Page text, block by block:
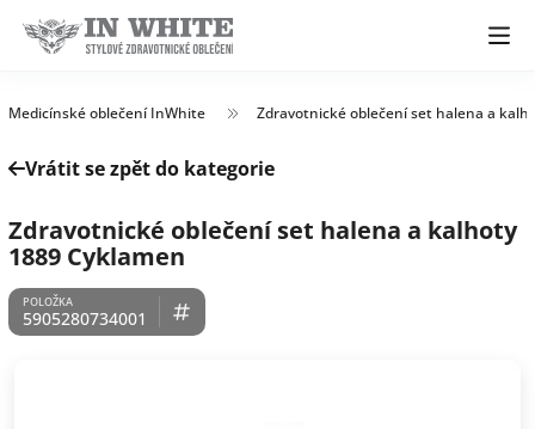
Medicínské oblečení InWhite Zdravotnické oblečení set halena a
Vrátit se zpět do kategorie
Zdravotnické oblečení set halena a kalhoty
1889 Cyklamen
5905280734001